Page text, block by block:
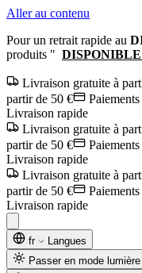
Aller au contenu
Pour un retrait rapide au
produits "
Livraison gratuite à
partir de 50 €
Livraison rapide
Livraison gratuite à
partir de 50 €
Livraison rapide
Livraison gratuite à
partir de 50 €
Livraison rapide
fr
Langues
Passer en mode lumière